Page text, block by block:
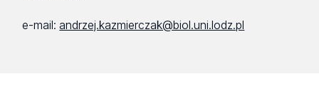
e-mail:andrzej.kazmierczak@biol.uni.lodz.pl